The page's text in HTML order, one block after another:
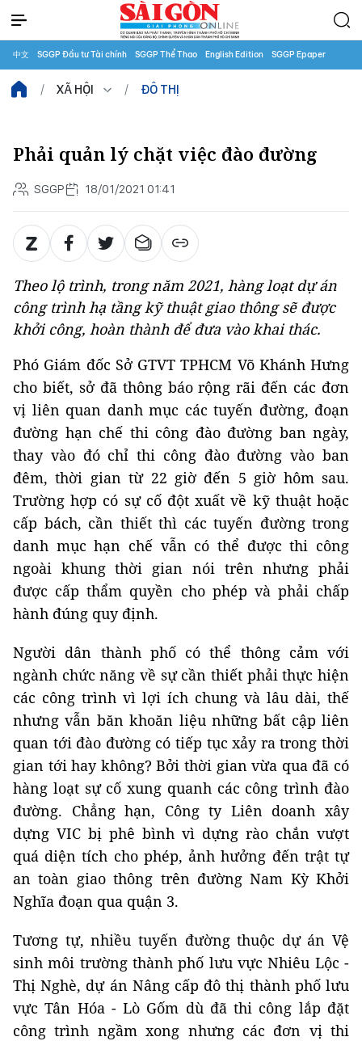
中文 SGGP Đầu tư Tài chính SGGP Thể Thao English Edition SGGP Epaper
XÃ HỘI ĐÔ THỊ
Phải quản lý chặt việc đào đường
SGGP 18/01/2021 01:41
Theo lộ trình, trong năm 2021, hàng loạt dự án
công trình hạ tầng kỹ thuật giao thông sẽ được
khởi công, hoàn thành để đưa vào khai thác.
Phó Giám đốc Sở GTVT TPHCM Võ Khánh Hưng
cho biết, sở đã thông báo rộng rãi đến các đơn
vị liên quan danh mục các tuyến đường, đoạn
đường hạn chế thi công đào đường ban ngày,
thay vào đó chỉ thi công đào đường vào ban
đêm, thời gian từ 22 giờ đến 5 giờ hôm sau.
Trường hợp có sự cố đột xuất về kỹ thuật hoặc
cấp bách, cần thiết thì các tuyến đường trong
danh mục hạn chế vẫn có thể được thi công
ngoài khung thời gian nói trên nhưng phải
được cấp thẩm quyền cho phép và phải chấp
hành đúng quy định.
Người dân thành phố có thể thông cảm với
ngành chức năng về sự cần thiết phải thực hiện
các công trình vì lợi ích chung và lâu dài, thế
nhưng vẫn băn khoăn liệu những bất cập liên
quan tới đào đường có tiếp tục xảy ra trong thời
gian tới hay không? Bởi thời gian vừa qua đã có
hàng loạt sự cố xung quanh các công trình đào
đường. Chẳng hạn, Công ty Liên doanh xây
dựng VIC bị phê bình vì dựng rào chắn vượt
quá diện tích cho phép, ảnh hưởng đến trật tự
an toàn giao thông trên đường Nam Kỳ Khởi
Nghĩa đoạn qua quận 3.
Tương tự, nhiều tuyến đường thuộc dự án Vệ
sinh môi trường thành phố lưu vực Nhiêu Lộc -
Thị Nghè, dự án Nâng cấp đô thị thành phố lưu
vực Tân Hóa - Lò Gốm dù đã thi công lắp đặt
công trình ngầm xong nhưng các đơn vị thi